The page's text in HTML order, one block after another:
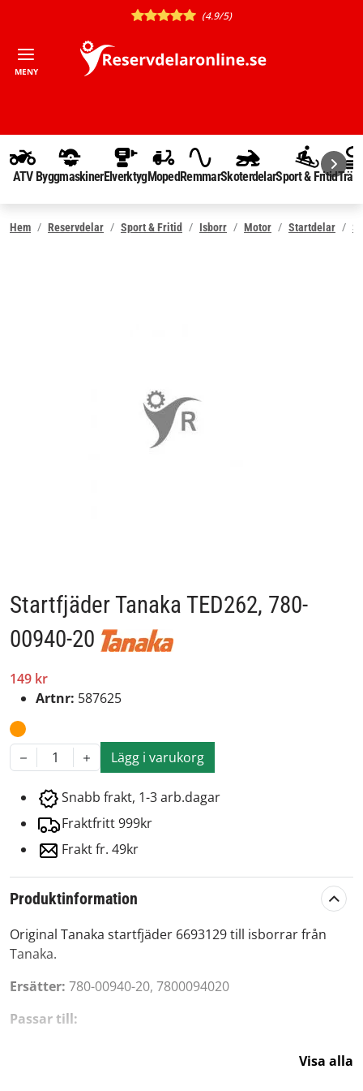
(4.9/5)
MENY
ATV ByggmaskinerElverktygMopedRemmarSkoterdelarSport & Fritid
Hem Reservdelar Sport & Fritid Isborr Motor Startdelar
Startfjäder Tanaka TED262, 780-
00940-20
149 kr
Artnr: 587625
1 Lägg i varukorg
Snabb frakt, 1-3 arb.dagar
Fraktfritt 999kr
Frakt fr. 49kr
Produktinformation
Original Tanaka startfjäder 6693129 till isborrar från
Tanaka.
Ersätter: 780-00940-20, 7800094020
Passar till:
Visa alla